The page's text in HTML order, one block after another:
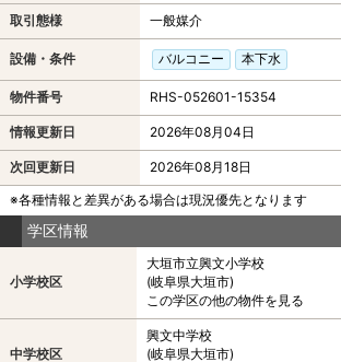
取引態様 一般媒介
設備・条件 バルコニー 本下水
物件番号 RHS-052601-15354
情報更新日 2026年08月04日
次回更新日
2026年08月18日
※各種情報と差異がある場合は現況優先となります
学区情報
小学校区
大垣市立興文小学校
(岐阜県大垣市)
この学区の他の物件を見る
中学校区
興文中学校
(岐阜県大垣市)